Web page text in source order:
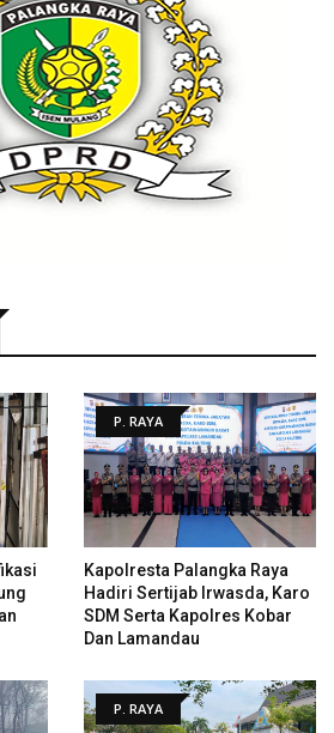
P. RAYA
Kapolresta Palangka Raya
Hadiri Sertijab Irwasda, Karo
SDM Serta Kapolres Kobar
Dan Lamandau
P. RAYA